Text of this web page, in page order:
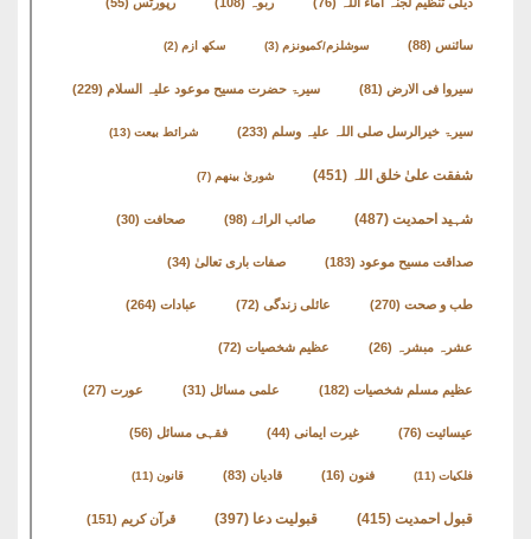
سائنس (88) سوشلزم/کمیونزم (3) سکھ ازم (2)
سیروا فی الارض (81) سیرۃ حضرت مسیح موعود علیہ السلام (229)
سیرۃ خیرالرسل صلی اللہ علیہ وسلم (233) شرائط بیعت (13)
شفقت علیٰ خلق اللہ (451) شوریٰ بینھم (7)
شہید احمدیت (487) صائب الرائے (98) صحافت (30)
صداقت مسیح موعود (183) صفات باری تعالیٰ (34)
طب و صحت (270) عائلی زندگی (72) عبادات (264)
عشرہ مبشرہ (26) عظیم شخصیات (72)
عظیم مسلم شخصیات (182) علمی مسائل (31) عورت (27)
عیسائیت (76) غیرت ایمانی (44) فقہی مسائل (56)
فلکیات (11) فنون (16) قادیان (83) قانون (11)
قبول احمدیت (415) قبولیت دعا (397) قرآن کریم (151)